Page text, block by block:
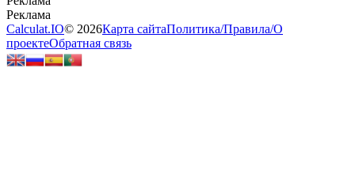
Calculat.IO© 2026Карта сайтаПолитика/Правила/О
проектеОбратная связь